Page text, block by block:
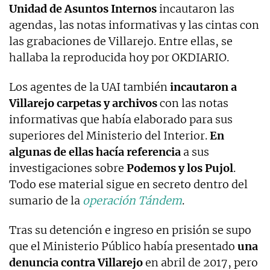
Unidad de Asuntos Internosincautaron las
agendas, las notas informativas y las cintas con
las grabaciones de Villarejo. Entre ellas, se
hallaba la reproducida hoy por OKDIARIO.
Los agentes de la UAI tambiénincautaron a
Villarejo carpetas y archivoscon las notas
informativas que había elaborado para sus
superiores del Ministerio del Interior.En
algunas de ellas hacía referencia a sus
investigaciones sobre Podemos y los Pujol.
Todo ese material sigue en secreto dentro del
sumario de la operación Tándem.
Tras su detención e ingreso en prisión se supo
que el Ministerio Público había presentado una
denuncia contra Villarejoen abril de 2017, pero